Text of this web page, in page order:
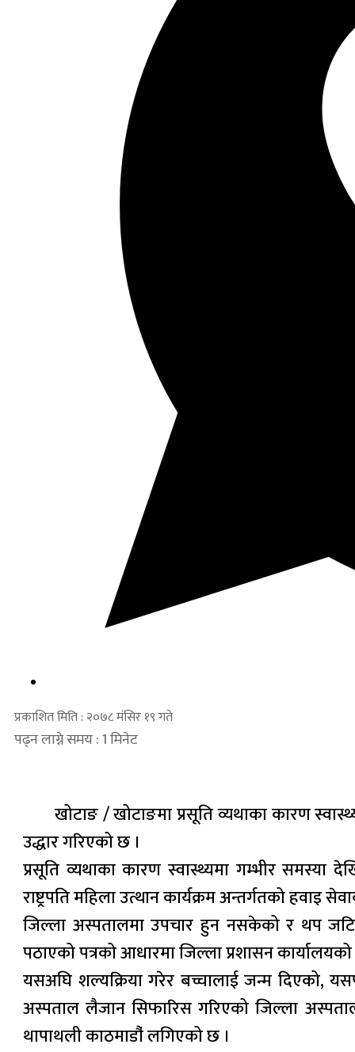
प्रकाशित मिति : २०७८ मंसिर १९ गते
पढ्न लाग्ने समय : 1 मिनेट
खोटाङ / खोटाङमा प्रसूति व्यथाका कारण
उद्धार गरिएको छ ।
प्रसूति व्यथाका कारण स्वास्थ्यमा गम्भीर समस्या
राष्ट्रपति महिला उत्थान कार्यक्रम अन्तर्गतको हवाइ
जिल्ला अस्पतालमा उपचार हुन नसकेको र थप
पठाएको पत्रको आधारमा जिल्ला प्रशासन
यसअघि शल्यक्रिया गरेर बच्चालाई जन्म दिएको,
अस्पताल लैजान सिफारिस गरिएको जिल्ला
थापाथली काठमाडाै‌ं लगिएको छ ।